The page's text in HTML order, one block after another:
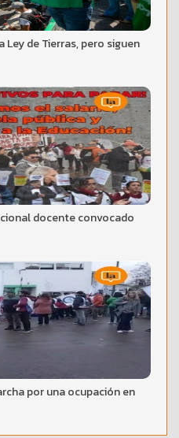
de Tierras, pero siguen
docente convocado
por una ocupación en